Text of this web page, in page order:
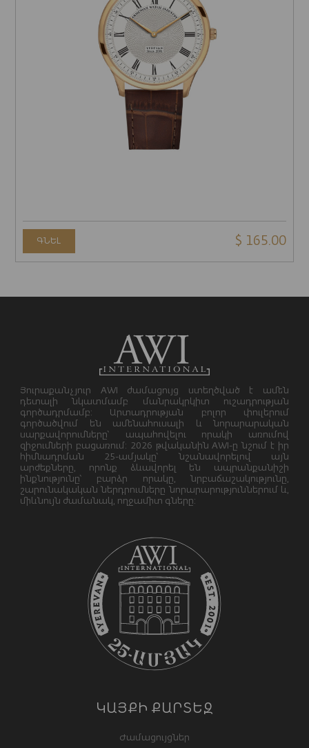
ԳՆԵԼ $ 165.00
Յուրաքանչյուր AWI ժամացույց ստեղծված է ամեն
դետալի նկատմամբ մանրակրկիտ ուշադրության
գործադրմամբ: Արտադրության բոլոր փուլերում
գործածվում են ամենահուսալի և նորարարական
սարքավորումները՝ ապահովելու որակի առումով
զիջումների բացառում: 2026 թվականին AWI-ը նշում է իր
հիմնադրման 25-ամյակը՝ նշանավորելով այն
արժեքները, որոնք ձևավորել են ապրանքանիշի
ինքնությունը՝ բարձր որակը, նրբաճաշակությունը,
շարունակական ներդրումները նորարարություններում և,
միևնույն ժամանակ, ողջամիտ գները:
ԿԱՅՔԻ ՔԱՐՏԵԶ
Ժամացույցներ